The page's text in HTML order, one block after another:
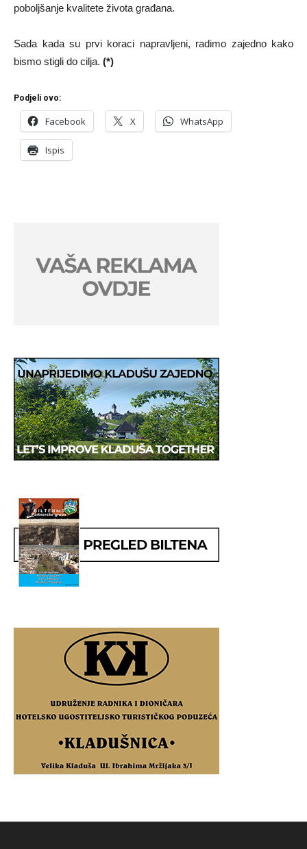
poboljšanje kvalitete života građana.
Sada kada su prvi koraci napravljeni, radimo zajedno kako
bismo stigli do cilja. (*)
Podjeli ovo:
Facebook X WhatsApp
Ispis